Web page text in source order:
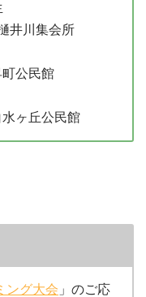
井川集会所
公民館
ヶ丘公民館
ング大会 」のご応